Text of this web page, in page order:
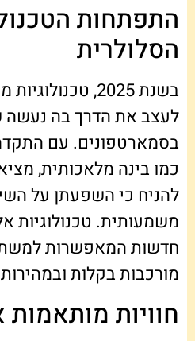
התפתחות
הסלולרית
בשנת 2025,
לעצב את הדרך בה נעשה
בסמארטפונים. עם
להניח כי השפעתן על
משמעותית. טכנולוגיות
חדשות המאפשרות
מורכבות בקלות
חוויות